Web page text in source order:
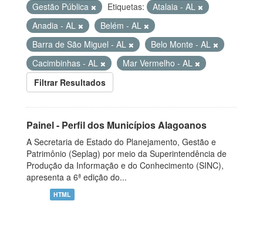
Gestão Pública
Etiquetas:
Atalaia - AL
Anadia - AL
Belém - AL
Barra de São Miguel - AL
Belo Monte - AL
Cacimbinhas - AL
Mar Vermelho - AL
Filtrar Resultados
Painel - Perfil dos Municípios Alagoanos
A Secretaria de Estado do Planejamento, Gestão e
Patrimônio (Seplag) por meio da Superintendência de
Produção da Informação e do Conhecimento (SINC),
apresenta a 6ª edição do...
HTML